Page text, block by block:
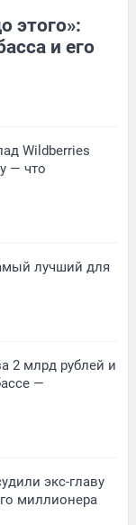
этого»:
и его
Wildberries
— что
лучший для
2 млрд рублей и
—
экс-главу
миллионера